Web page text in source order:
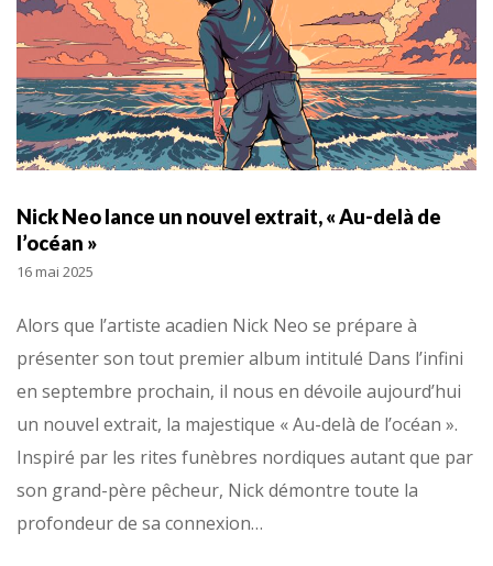
Nick Neo lance un nouvel extrait, « Au-delà de
l’océan »
16 mai 2025
Alors que l’artiste acadien Nick Neo se prépare à
présenter son tout premier album intitulé Dans l’infini
en septembre prochain, il nous en dévoile aujourd’hui
un nouvel extrait, la majestique « Au-delà de l’océan ».
Inspiré par les rites funèbres nordiques autant que par
son grand-père pêcheur, Nick démontre toute la
profondeur de sa connexion…